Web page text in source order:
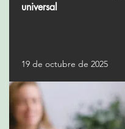
universal
19 de octubre de 2025